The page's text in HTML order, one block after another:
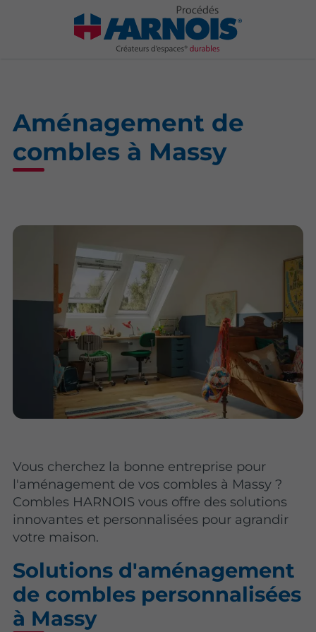
Aménagement de
combles à Massy
Vous cherchez la bonne entreprise pour
l'aménagement de vos combles à Massy ?
Combles HARNOIS vous offre des solutions
innovantes et personnalisées pour agrandir
votre maison.
Solutions d'aménagement
de combles personnalisées
à Massy